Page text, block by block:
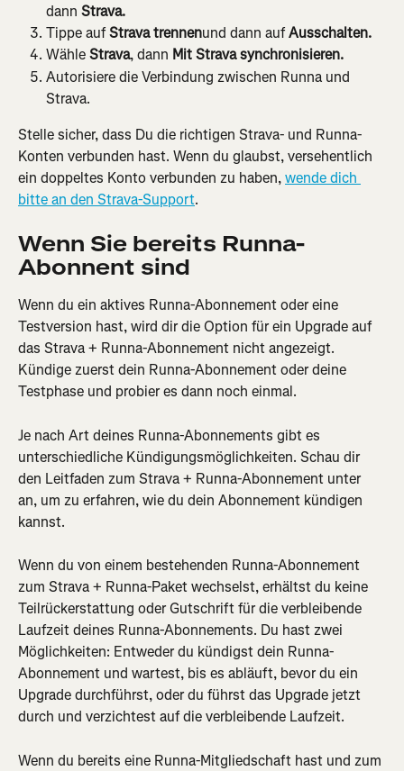
dann Strava.
Tippe auf Strava trennenund dann auf Ausschalten.
Wähle Strava, dann Mit Strava synchronisieren.
Autorisiere die Verbindung zwischen Runna und
Strava.
Stelle sicher, dass Du die richtigen Strava- und Runna-
Konten verbunden hast. Wenn du glaubst, versehentlich
ein doppeltes Konto verbunden zu haben, wende dich
bitte an den Strava-Support.
Wenn Sie bereits Runna-
Abonnent sind
Wenn du ein aktives Runna-Abonnement oder eine
Testversion hast, wird dir die Option für ein Upgrade auf
das Strava + Runna-Abonnement nicht angezeigt.
Kündige zuerst dein Runna-Abonnement oder deine
Testphase und probier es dann noch einmal.
Je nach Art deines Runna-Abonnements gibt es
unterschiedliche Kündigungsmöglichkeiten. Schau dir
den Leitfaden zum Strava + Runna-Abonnement unter
an, um zu erfahren, wie du dein Abonnement kündigen
kannst.
Wenn du von einem bestehenden Runna-Abonnement
zum Strava + Runna-Paket wechselst, erhältst du keine
Teilrückerstattung oder Gutschrift für die verbleibende
Laufzeit deines Runna-Abonnements. Du hast zwei
Möglichkeiten: Entweder du kündigst dein Runna-
Abonnement und wartest, bis es abläuft, bevor du ein
Upgrade durchführst, oder du führst das Upgrade jetzt
durch und verzichtest auf die verbleibende Laufzeit.
Wenn du bereits eine Runna-Mitgliedschaft hast und zum